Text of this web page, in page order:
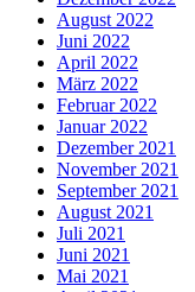
August 2022
Juni 2022
April 2022
März 2022
Februar 2022
Januar 2022
Dezember 2021
November 2021
September 2021
August 2021
Juli 2021
Juni 2021
Mai 2021